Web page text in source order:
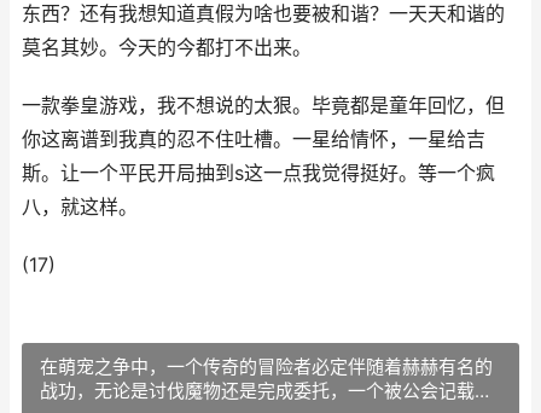
东西？还有我想知道真假为啥也要被和谐？一天天和谐的
莫名其妙。今天的今都打不出来。
一款拳皇游戏，我不想说的太狠。毕竟都是童年回忆，但
你这离谱到我真的忍不住吐槽。一星给情怀，一星给吉
斯。让一个平民开局抽到s这一点我觉得挺好。等一个疯
八，就这样。
(17)
在萌宠之争中，一个传奇的冒险者必定伴随着赫赫有名的
战功，无论是讨伐魔物还是完成委托，一个被公会记载，